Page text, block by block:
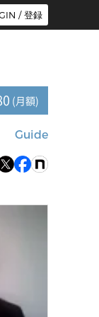
/ 登録
(月額)
Guide